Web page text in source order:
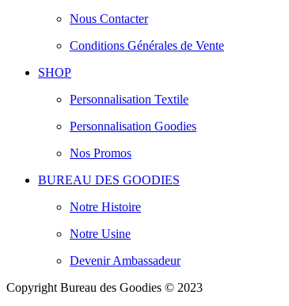
Nous Contacter
Conditions Générales de Vente
SHOP
Personnalisation Textile
Personnalisation Goodies
Nos Promos
BUREAU DES GOODIES
Notre Histoire
Notre Usine
Devenir Ambassadeur
Copyright Bureau des Goodies © 2023